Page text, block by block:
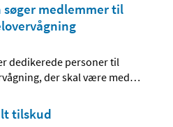
medlemmer til
dedikerede personer til
der skal være med…
tilskud